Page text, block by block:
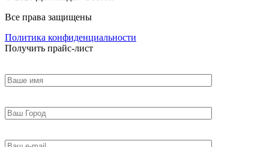
Все права защищены
Политика конфиденциальности
Получить прайс-лист